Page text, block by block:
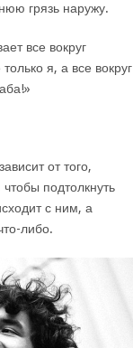
грязь наружу.
все вокруг
я, а все вокруг
от того,
подтолкнуть
с ним, а
либо.